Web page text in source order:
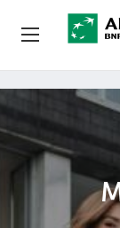
Overslaan en naar
Zakelijk Leasen
Private Lease